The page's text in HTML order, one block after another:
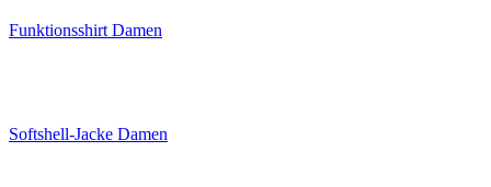
Funktionsshirt Damen
Softshell-Jacke Damen